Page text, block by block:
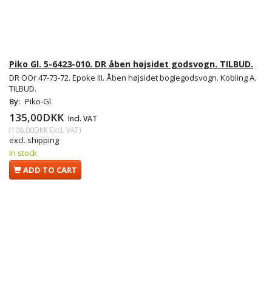
Piko Gl. 5-6423-010. DR åben højsidet godsvogn. TILBUD.
DR OOr 47-73-72. Epoke III. Åben højsidet bogiegodsvogn. Kobling A.
TILBUD.
By: Piko-Gl.
135,00DKK Incl. VAT
(108,00DKK Excl. VAT)
excl. shipping
In stock
ADD TO CART